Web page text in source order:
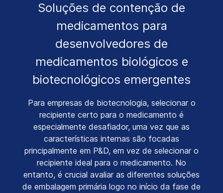
Soluções de contenção de
medicamentos para
desenvolvedores de
medicamentos biológicos e
biotecnológicos emergentes
Para empresas de biotecnologia, selecionar o
recipiente certo para o medicamento é
especialmente desafiador, uma vez que as
características internas são focadas
principalmente em P&D, em vez de selecionar o
recipiente ideal para o medicamento. No
entanto, é crucial avaliar as diferentes soluções
de embalagem primária logo no início da fase de